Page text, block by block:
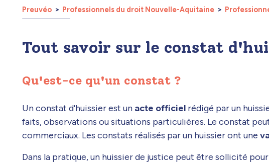
Preuvéo Professionnels du droit Nouvelle-Aquitaine
Tout savoir sur le constat
Qu'est-ce qu'un constat ?
Un constat d'huissier est un acte officiel rédigé par un
faits, observations ou situations particulières. Le constat
commerciaux. Les constats réalisés par un huissier ont une
Dans la pratique, un huissier de justice peut être sollicité